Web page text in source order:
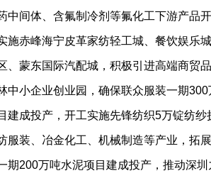
中间体、含氟制冷剂等氟化工下游产品
施赤峰海宁皮革家纺轻工城、餐饮娱乐
、蒙东国际汽配城，积极引进高端商贸
中小企业创业园，确保联众服装一期
建成投产，开工实施先锋纺织5万锭纺
服装、冶金化工、机械制造等产业，拓
期200万吨水泥项目建成投产，推动深